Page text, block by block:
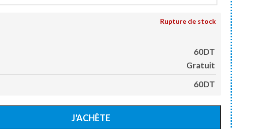
Rupture de stock
60DT
Gratuit
60DT